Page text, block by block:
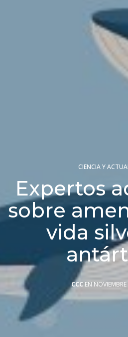
CIENCIA Y
Expertos
sobre
vida
CCC EN